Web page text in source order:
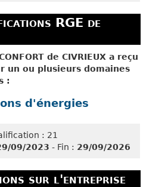
RGE de
de CIVRIEUX a reçu
un ou plusieurs domaines
:
d'énergies
: 21
09/2023 - Fin : 29/09/2026
sur l'entreprise